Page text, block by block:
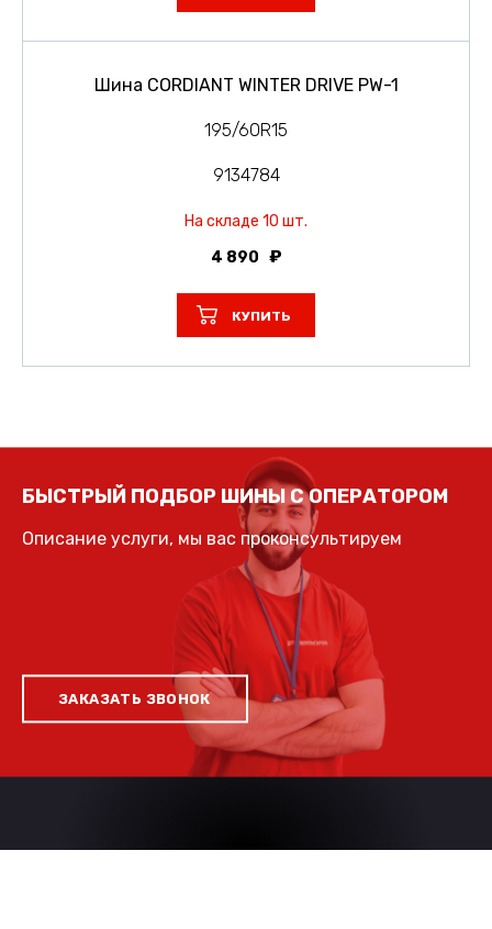
Шина CORDIANT WINTER DRIVE PW-1
195/60R15
9134784
На складе 10 шт.
4 890
КУПИТЬ
БЫСТРЫЙ ПОДБОР ШИНЫ С ОПЕРАТОРОМ
Описание услуги, мы вас проконсультируем
ЗАКАЗАТЬ ЗВОНОК